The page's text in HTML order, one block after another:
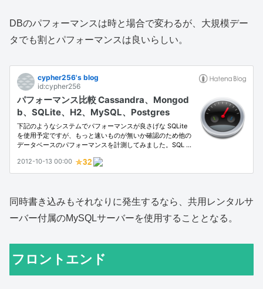
DBのパフォーマンスは時と場合で変わるが、大規模デー
タでも割とパフォーマンスは良いらしい。
同時書き込みもそれなりに発生するなら、共用レンタルサ
ーバー付属のMySQLサーバーを使用することとなる。
フロントエンド